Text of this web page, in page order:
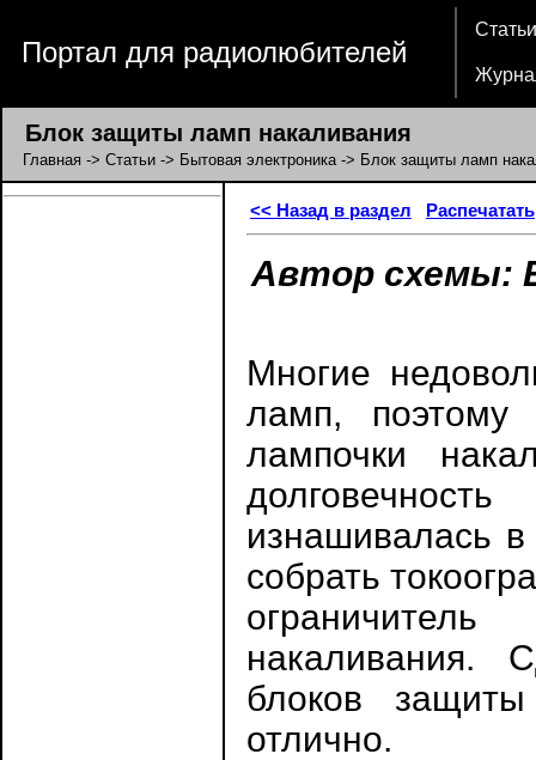
Портал для радиолюбителей
Статьи
Блок защиты ламп накаливания
Главная -> Статьи -> Бытовая электроника-> Блок защиты ламп
<< Назад в раздел Распечатать
Автор схемы:
Многие
ламп,
лампочки
изнашивалась
собрать
накаливания.
блоков
отлично.